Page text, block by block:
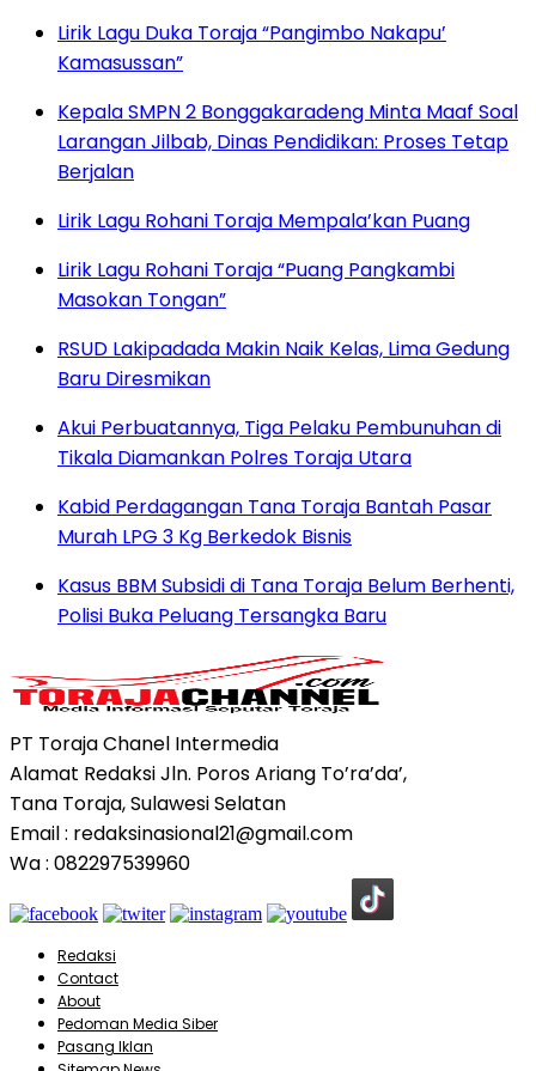
Lirik Lagu Duka Toraja “Pangimbo Nakapu’
Kamasussan”
Kepala SMPN 2 Bonggakaradeng Minta Maaf Soal
Larangan Jilbab, Dinas Pendidikan: Proses Tetap
Berjalan
Lirik Lagu Rohani Toraja Mempala’kan Puang
Lirik Lagu Rohani Toraja “Puang Pangkambi
Masokan Tongan”
RSUD Lakipadada Makin Naik Kelas, Lima Gedung
Baru Diresmikan
Akui Perbuatannya, Tiga Pelaku Pembunuhan di
Tikala Diamankan Polres Toraja Utara
Kabid Perdagangan Tana Toraja Bantah Pasar
Murah LPG 3 Kg Berkedok Bisnis
Kasus BBM Subsidi di Tana Toraja Belum Berhenti,
Polisi Buka Peluang Tersangka Baru
PT Toraja Chanel Intermedia
Alamat Redaksi Jln. Poros Ariang To’ra’da’,
Tana Toraja, Sulawesi Selatan
Email : redaksinasional21@gmail.com
Wa : 082297539960
Redaksi
Contact
About
Pedoman Media Siber
Pasang Iklan